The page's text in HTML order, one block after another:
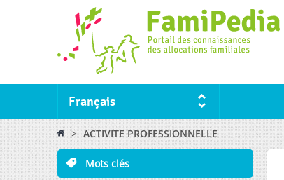
Français
You are here
> ACTIVITE PROFESSIONNELLE
Mots clés